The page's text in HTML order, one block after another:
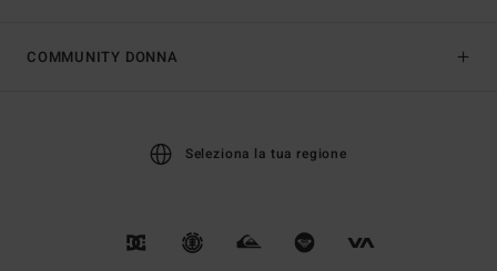
COMMUNITY DONNA
Seleziona la tua regione